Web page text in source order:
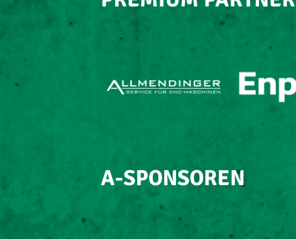
A-SPONSOREN